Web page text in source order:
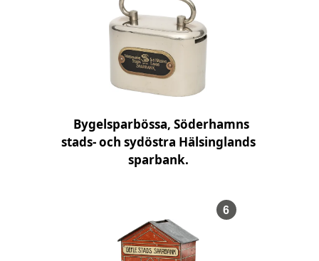
Bygelsparbössa, Söderhamns
stads- och sydöstra Hälsinglands
sparbank.
,
6